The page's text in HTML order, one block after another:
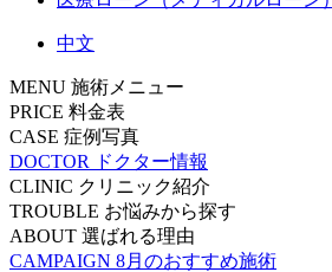
中文
MENU 施術メニュー
PRICE 料金表
CASE 症例写真
DOCTOR
ドクター情報
CLINIC クリニック紹介
TROUBLE お悩みから探す
ABOUT 選ばれる理由
CAMPAIGN 8月のおすすめ施術